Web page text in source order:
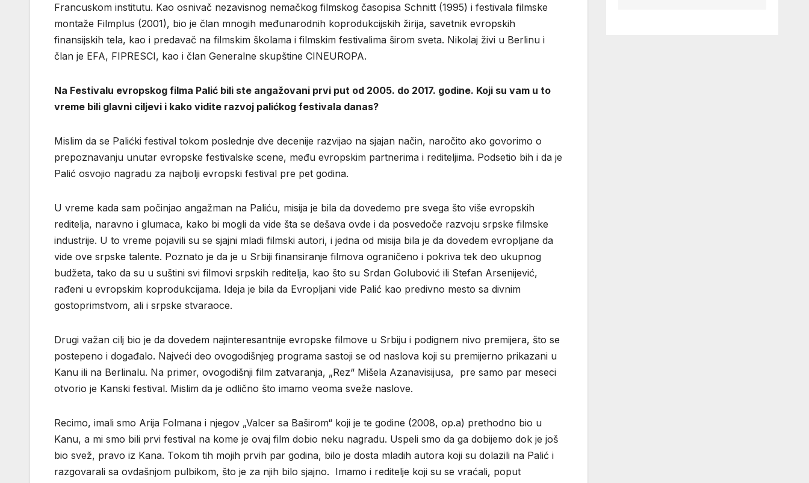
Francuskom institutu. Kao osnivač nezavisnog nemačkog filmskog časopisa Schnitt (1995) i festivala filmske
montaže Filmplus (2001), bio je član mnogih međunarodnih koprodukcijskih žirija, savetnik evropskih
finansijskih tela, kao i predavač na filmskim školama i filmskim festivalima širom sveta. Nikolaj živi u Berlinu i
član je EFA, FIPRESCI, kao i član Generalne skupštine CINEUROPA.
Na Festivalu evropskog filma Palić bili ste angažovani prvi put od 2005. do 2017. godine. Koji su vam u to
vreme bili glavni ciljevi i kako vidite razvoj palićkog festivala danas?
Mislim da se Palićki festival tokom poslednje dve decenije razvijao na sjajan način, naročito ako govorimo o
prepoznavanju unutar evropske festivalske scene, među evropskim partnerima i rediteljima. Podsetio bih i da je
Palić osvojio nagradu za najbolji evropski festival pre pet godina.
U vreme kada sam počinjao angažman na Paliću, misija je bila da dovedemo pre svega što više evropskih
reditelja, naravno i glumaca, kako bi mogli da vide šta se dešava ovde i da posvedoče razvoju srpske filmske
industrije. U to vreme pojavili su se sjajni mladi filmski autori, i jedna od misija bila je da dovedem evropljane da
vide ove srpske talente. Poznato je da je u Srbiji finansiranje filmova ograničeno i pokriva tek deo ukupnog
budžeta, tako da su u suštini svi filmovi srpskih reditelja, kao što su Srdan Golubović ili Stefan Arsenijević,
rađeni u evropskim koprodukcijama. Ideja je bila da Evropljani vide Palić kao predivno mesto sa divnim
gostoprimstvom, ali i srpske stvaraoce.
Drugi važan cilj bio je da dovedem najinteresantnije evropske filmove u Srbiju i podignem nivo premijera, što se
postepeno i događalo. Najveći deo ovogodišnjeg programa sastoji se od naslova koji su premijerno prikazani u
Kanu ili na Berlinalu. Na primer, ovogodišnji film zatvaranja, „Rez“ Mišela Azanavisijusa, pre samo par meseci
otvorio je Kanski festival. Mislim da je odlično što imamo veoma sveže naslove.
Recimo, imali smo Arija Folmana i njegov „Valcer sa Baširom“ koji je te godine (2008, op.a) prethodno bio u
Kanu, a mi smo bili prvi festival na kome je ovaj film dobio neku nagradu. Uspeli smo da ga dobijemo dok je još
bio svež, pravo iz Kana. Tokom tih mojih prvih par godina, bilo je dosta mladih autora koji su dolazili na Palić i
razgovarali sa ovdašnjom pulbikom, što je za njih bilo sjajno. Imamo i reditelje koji su se vraćali, poput